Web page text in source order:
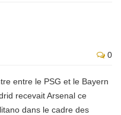
0
entre le PSG et le Bayern
recevait Arsenal ce
dans le cadre des